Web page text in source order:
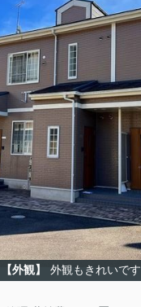
【外観】 外観もきれいです